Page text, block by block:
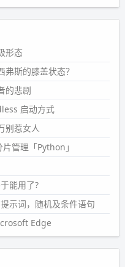
形态
弗斯的膝盖状态？
的悲剧
启动方式
别惹女人
管理「Python」
能用了?
示词，随机及条件语句
Edge